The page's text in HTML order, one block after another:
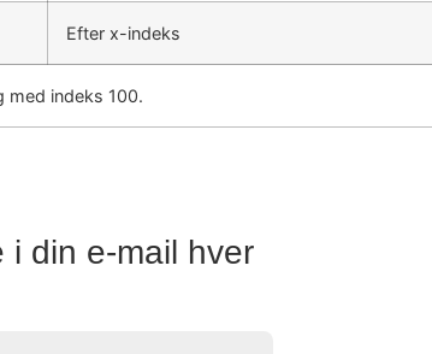
Efter x-indeks
med indeks 100.
i din e-mail hver